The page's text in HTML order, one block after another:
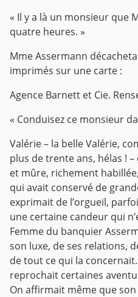
« Il y a là un monsieur que
quatre heures. »
Mme Assermann
imprimés sur une carte :
Agence Barnett et Cie.
« Conduisez ce monsieur
Valérie – la belle Valérie,
plus de trente ans, hélas !
et mûre, richement
qui avait conservé de
exprimait de l’orgueil,
une certaine candeur qui
Femme du banquier
son luxe, de ses relations,
de tout ce qui la
reprochait certaines
On affirmait même que